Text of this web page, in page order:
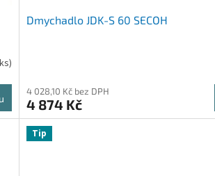
Dmychadlo JDK-S 60 SECOH
4 028,10 Kč bez DPH
4 874 Kč
Tip